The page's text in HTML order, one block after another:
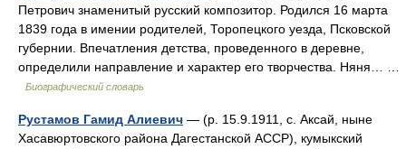
Петрович знаменитый русский композитор. Родился 16 марта
1839 года в имении родителей, Торопецкого уезда, Псковской
губернии. Впечатления детства, проведенного в деревне,
определили направление и характер его творчества. Няня… …
Биографический словарь
Рустамов Гамид Алиевич — (р. 15.9.1911, с. Аксай, ныне
Хасавюртовского района Дагестанской АССР), кумыкский